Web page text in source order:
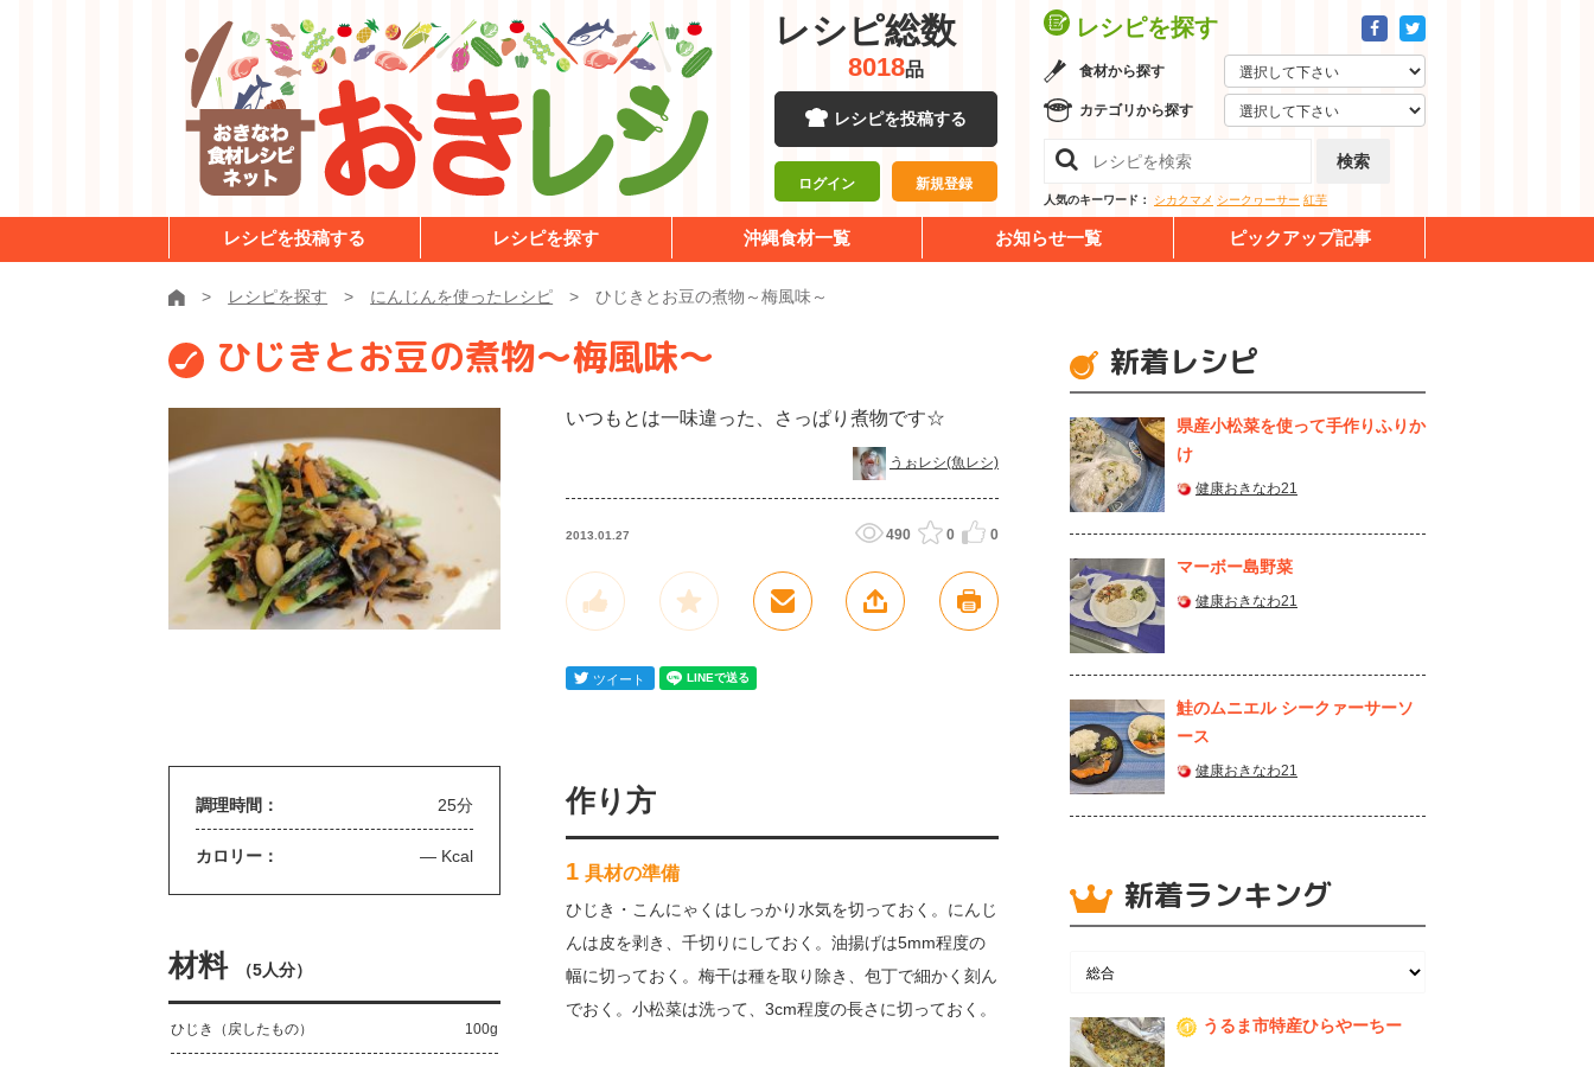
レシピ総数
8018品
レシピを投稿する
ログイン 新規登録
レシピを探す
食材から探す
カテゴリから探す
検索
人気のキーワード： シカクマメ シークヮーサー 紅芋
レシピを投稿する レシピを探す 沖縄食材一覧 お知らせ一覧 ピックアップ記事
レシピを探す にんじんを使ったレシピ ひじきとお豆の煮物～梅風味～
ひじきとお豆の煮物～梅風味～
いつもとは一味違った、さっぱり煮物です☆
うぉレシ(魚レシ)
2013.01.27 490 0 0
調理時間： 25分
カロリー： — Kcal
材料 （5人分）
ひじき（戻したもの） 100g
作り方
1 具材の準備
ひじき・こんにゃくはしっかり水気を切っておく。にんじ
んは皮を剥き、千切りにしておく。油揚げは5mm程度の
幅に切っておく。梅干は種を取り除き、包丁で細かく刻ん
でおく。小松菜は洗って、3cm程度の長さに切っておく。
新着レシピ
県産⼩松菜を使って⼿作りふりか
け
健康おきなわ21
マーボー島野菜
健康おきなわ21
鮭のムニエル シークァーサーソ
ース
健康おきなわ21
新着ランキング
1 うるま市特産ひらやーちー